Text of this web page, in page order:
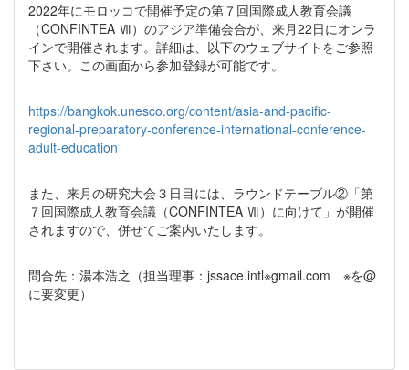
2022年にモロッコで開催予定の第７回国際成人教育会議
（CONFINTEA Ⅶ）のアジア準備会合が、来月22日にオンラ
インで開催されます。詳細は、以下のウェブサイトをご参照
下さい。この画面から参加登録が可能です。
https://bangkok.unesco.org/content/asia-and-pacific-
regional-preparatory-conference-international-conference-
adult-education
また、来月の研究大会３日目には、ラウンドテーブル②「第
７回国際成人教育会議（CONFINTEA Ⅶ）に向けて」が開催
されますので、併せてご案内いたします。
問合先：湯本浩之（担当理事：jssace.intl※gmail.com ※を@
に要変更）